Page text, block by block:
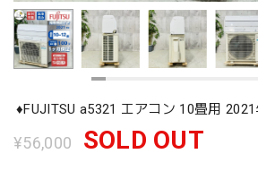
♦️FUJITSU a5321 エアコン 10畳用
¥56,000 SOLD OUT